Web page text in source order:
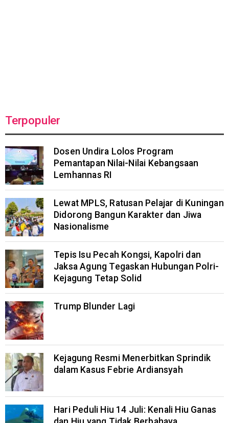
Terpopuler
Dosen Undira Lolos Program
Pemantapan Nilai-Nilai Kebangsaan
Lemhannas RI
Lewat MPLS, Ratusan Pelajar di Kuningan
Didorong Bangun Karakter dan Jiwa
Nasionalisme
Tepis Isu Pecah Kongsi, Kapolri dan
Jaksa Agung Tegaskan Hubungan Polri-
Kejagung Tetap Solid
Trump Blunder Lagi
Kejagung Resmi Menerbitkan Sprindik
dalam Kasus Febrie Ardiansyah
Hari Peduli Hiu 14 Juli: Kenali Hiu Ganas